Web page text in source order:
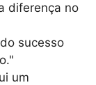
diferença no
sucesso
um